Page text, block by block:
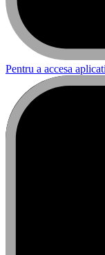
Pentru a accesa